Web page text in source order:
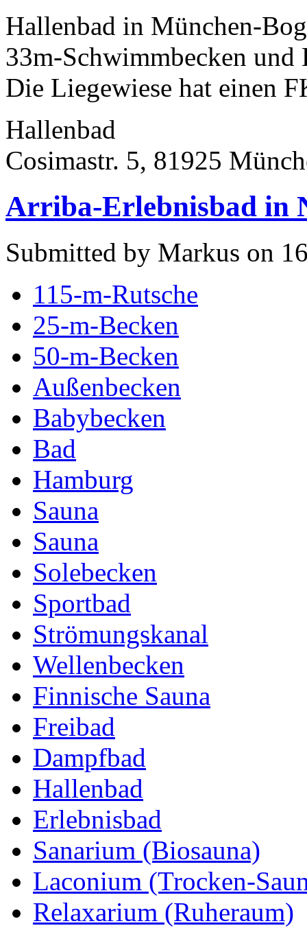
Hallenbad in München-
33m-Schwimmbecken und
Die Liegewiese hat einen
Hallenbad
Cosimastr. 5, 81925
Arriba-Erlebnisbad in
Submitted by Markus on
115-m-Rutsche
25-m-Becken
50-m-Becken
Außenbecken
Babybecken
Bad
Hamburg
Sauna
Sauna
Solebecken
Sportbad
Strömungskanal
Wellenbecken
Finnische Sauna
Freibad
Dampfbad
Hallenbad
Erlebnisbad
Sanarium (Biosauna)
Laconium (Trocken-
Relaxarium (Ruheraum)